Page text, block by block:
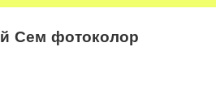
Сем фотоколор